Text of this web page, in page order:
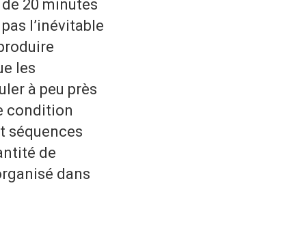
20 minutes
l’inévitable
les
à peu près
condition
séquences
de
dans